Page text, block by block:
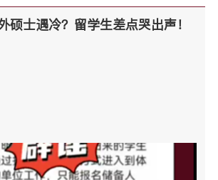
硕士遇冷？留学生差点哭出声！